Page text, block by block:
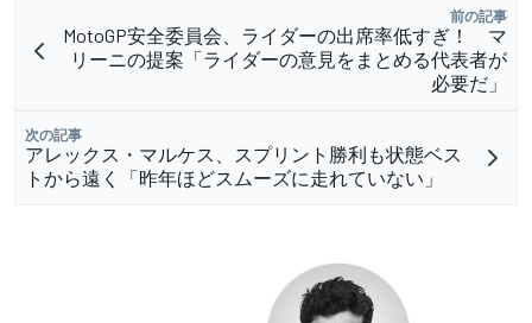
前の記事
MotoGP安全委員会、ライダーの出席率低すぎ！ マ
リーニの提案「ライダーの意見をまとめる代表者が
必要だ」
次の記事
アレックス・マルケス、スプリント勝利も状態ベス
トから遠く「昨年ほどスムーズに走れていない」